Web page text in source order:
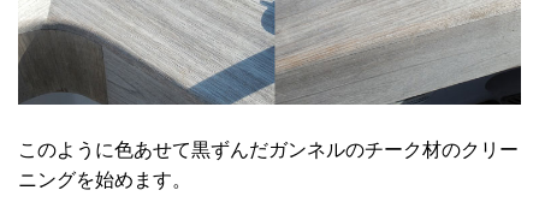
このように色あせて黒ずんだガンネルのチーク材のクリー
ニングを始めます。